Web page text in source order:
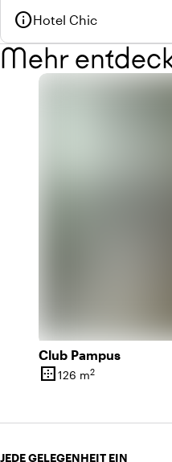
infoHotel Chic
Mehr
Club Pampus
border_outer
Oberfläche
126 m2
JEDE GELEGENHEIT EIN